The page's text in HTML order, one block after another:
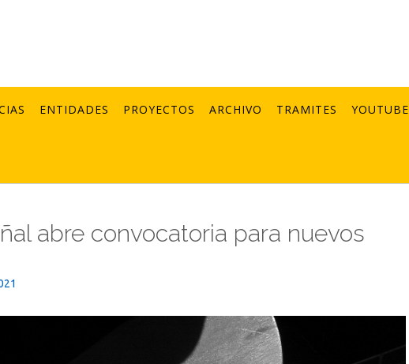
ENTIDADES PROYECTOS ARCHIVO TRAMITES YOUTUBE
abre convocatoria para nuevos